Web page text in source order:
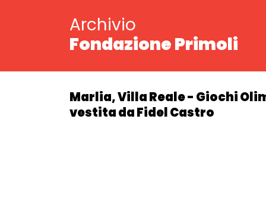
Archivio
Fondazione Primoli
Marlia, Villa Reale - Giochi
vestita da Fidel Castro